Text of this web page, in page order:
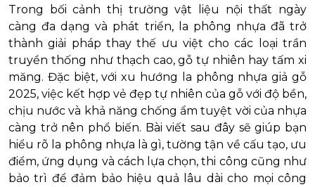
Trong bối cảnh thị trường vật liệu nội thất ngày
càng đa dạng và phát triển, la phông nhựa đã trở
thành giải pháp thay thế ưu việt cho các loại trần
truyền thống như thạch cao, gỗ tự nhiên hay tấm xi
măng. Đặc biệt, với xu hướng la phông nhựa giả gỗ
2025, việc kết hợp vẻ đẹp tự nhiên của gỗ với độ bền,
chịu nước và khả năng chống ẩm tuyệt vời của nhựa
càng trở nên phổ biến. Bài viết sau đây sẽ giúp bạn
hiểu rõ la phông nhựa là gì, tường tận về cấu tạo, ưu
điểm, ứng dụng và cách lựa chọn, thi công cũng như
bảo trì để đảm bảo hiệu quả lâu dài cho mọi công